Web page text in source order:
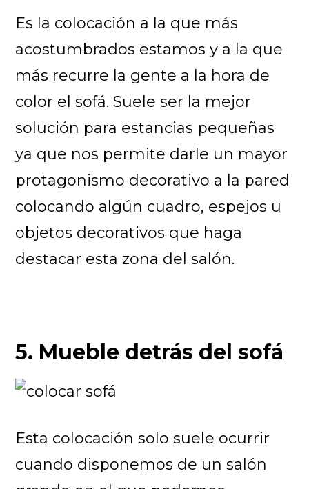
Es la colocación a la que más
acostumbrados estamos y a la que
más recurre la gente a la hora de
color el sofá. Suele ser la mejor
solución para estancias pequeñas
ya que nos permite darle un mayor
protagonismo decorativo a la pared
colocando algún cuadro, espejos u
objetos decorativos que haga
destacar esta zona del salón.
5. Mueble detrás del sofá
Esta colocación solo suele ocurrir
cuando disponemos de un salón